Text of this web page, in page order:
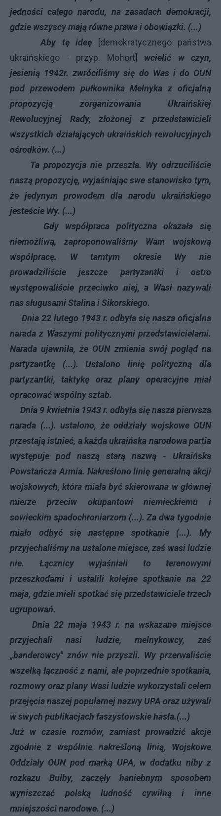
jedności całego narodu, na zasadach demokracji,
gdzie wszyscy mają równe prawa i obowiązki. (...)
Aby tę ideę [demokratycznego państwa
ukraińskiego - przyp. Mohort] wcielić w czyn,
jesienią 1942r. zwróciliśmy się do Was i do OUN
pod przewodem pułkownika Melnyka z oficjalną
propozycją zorganizowania Ukraińskiej
Rewolucyjnej Rady, złożonej z przedstawicieli
wszystkich działających ukraińskich rewolucyjnych
ośrodków. (...)
Ta propozycja nie przeszła. Wy odrzuciliście
naszą propozycję, wyjaśniając swe stanowisko tym,
że jedynym prowodem dla narodu ukraińskiego
jesteście Wy. (...)
Gdy współpraca polityczna okazała się
niemożliwą, zaproponowaliśmy Wam wojskową
współpracę. W tamtym okresie Wy nie
prowadziliście jeszcze partyzantki i ostro
występowaliście przeciwko niej, a Wasi nazywali
nas sługusami Stalina i Sikorskiego.
Dnia 22 lutego 1943 r. odbyła się nasza oficjalna
narada z Waszymi politycznymi przedstawicielami.
Narada ujawniła, że OUN zmienia swój pogląd na
partyzantkę (...). Ustalono linię polityczną dla
partyzantki, taktykę oraz plany operacyjne miał
opracować wspólny sztab.
Dnia 9 kwietnia 1943 r. odbyła się nasza pierwsza
narada (...). ustalono, że oddziały wojskowe OUN
przestają istnieć, a każda ukraińska narodowa partia
występuje pod naszą starą nazwą - Ukraińska
Powstańcza Armia. Nakreślono linię generalną akcji
wojskowych, która miała być skierowana w głównej
mierze przeciw okupantowi niemieckiemu i
sowieckim spadochroniarzom (...). Za dwa tygodnie
miało odbyć się następne spotkanie (...). My
przyjechaliśmy na ustalone miejsce, zaś wasi ludzie
nie. Łącznicy wyjaśniali to terenowymi
przeszkodami i ustalili kolejne spotkanie na 22
maja, gdzie mieli spotkać się przedstawiciele trzech
ugrupowań.
Dnia 22 maja 1943 r. na wskazane miejsce
przyjechali nasi ludzie, melnykowcy, zaś
„banderowcy" znów nie przyszli. Wy przerwaliście
wszelką łączność z nami, ale poprzednie spotkania,
rozmowy oraz plany Wasi ludzie wykorzystali celem
przejęcia naszej popularnej nazwy UPA oraz używali
w swych publikacjach faszystowskie hasła.(...)
Już w czasie rozmów, zamiast prowadzić akcje
zgodnie z wspólnie nakreśloną linią, Wojskowe
Oddziały OUN pod marką UPA, w dodatku niby z
rozkazu Bulby, zaczęły haniebnym sposobem
wyniszczać polską ludność cywilną i inne
mniejszości narodowe. (...)